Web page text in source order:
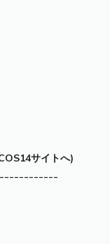
サイトへ)